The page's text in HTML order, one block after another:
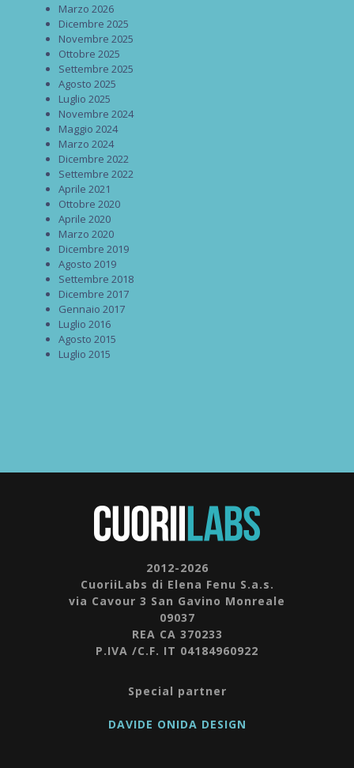
Marzo 2026
Dicembre 2025
Novembre 2025
Ottobre 2025
Settembre 2025
Agosto 2025
Luglio 2025
Novembre 2024
Maggio 2024
Marzo 2024
Dicembre 2022
Settembre 2022
Aprile 2021
Ottobre 2020
Aprile 2020
Marzo 2020
Dicembre 2019
Agosto 2019
Settembre 2018
Dicembre 2017
Gennaio 2017
Luglio 2016
Agosto 2015
Luglio 2015
2012-2026
CuoriiLabs di Elena Fenu S.a.s.
via Cavour 3 San Gavino Monreale
09037
REA CA 370233
P.IVA /C.F. IT 04184960922
Special partner
DAVIDE ONIDA DESIGN